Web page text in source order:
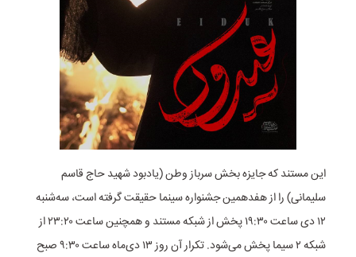
این مستند که جایزه بخش سرباز وطن (یادبود شهید حاج قاسم
سلیمانی) را از هفدهمین جشنواره سینما حقیقت گرفته است، سه‌شنبه
۱۲ دی ساعت ۱۹:۳۰ پخش از شبکه مستند و همچنین ساعت ٢٣:۲٠ از
شبکه ۲ سیما پخش می‌شود. تکرار آن روز ۱۳ دی‌ماه ساعت ۹:۳۰ صبح